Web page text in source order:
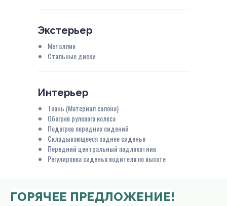
Экстерьер
Металлик
Стальные диски
Интерьер
Ткань (Материал салона)
Обогрев рулевого колеса
Подогрев передних сидений
Складывающееся заднее сиденье
Передний центральный подлокотник
Регулировка сиденья водителя по высоте
ГОРЯЧЕЕ ПРЕДЛОЖЕНИЕ!